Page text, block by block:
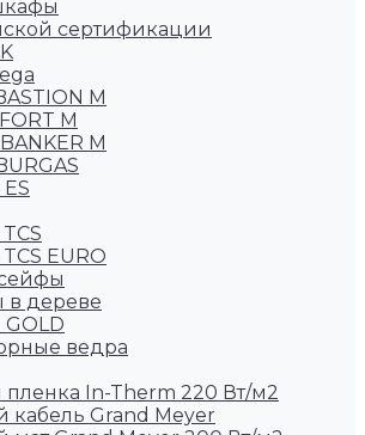
сертификации
M
M
M
EURO
в дереве
GOLD
ведра
пленка In-Therm 220 Вт/м2
кабель Grand Meyer